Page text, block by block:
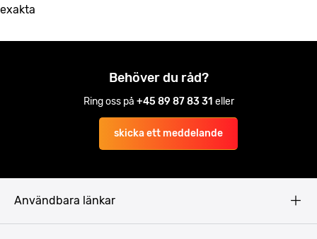
exakta
Behöver du råd?
Ring oss på +45 89 87 83 31 eller
skicka ett meddelande
Användbara länkar